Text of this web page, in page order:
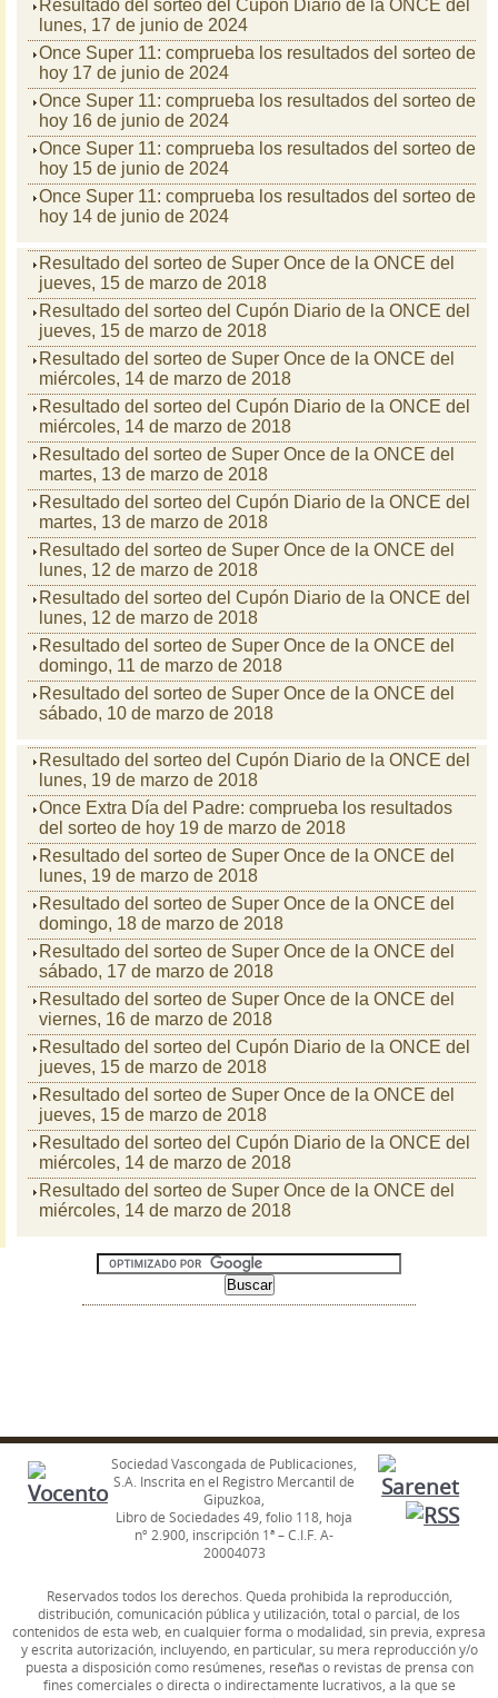
Resultado del sorteo del Cupón Diario de la ONCE del
lunes, 17 de junio de 2024
Once Super 11: comprueba los resultados del sorteo de
hoy 17 de junio de 2024
Once Super 11: comprueba los resultados del sorteo de
hoy 16 de junio de 2024
Once Super 11: comprueba los resultados del sorteo de
hoy 15 de junio de 2024
Once Super 11: comprueba los resultados del sorteo de
hoy 14 de junio de 2024
Resultado del sorteo de Super Once de la ONCE del
jueves, 15 de marzo de 2018
Resultado del sorteo del Cupón Diario de la ONCE del
jueves, 15 de marzo de 2018
Resultado del sorteo de Super Once de la ONCE del
miércoles, 14 de marzo de 2018
Resultado del sorteo del Cupón Diario de la ONCE del
miércoles, 14 de marzo de 2018
Resultado del sorteo de Super Once de la ONCE del
martes, 13 de marzo de 2018
Resultado del sorteo del Cupón Diario de la ONCE del
martes, 13 de marzo de 2018
Resultado del sorteo de Super Once de la ONCE del
lunes, 12 de marzo de 2018
Resultado del sorteo del Cupón Diario de la ONCE del
lunes, 12 de marzo de 2018
Resultado del sorteo de Super Once de la ONCE del
domingo, 11 de marzo de 2018
Resultado del sorteo de Super Once de la ONCE del
sábado, 10 de marzo de 2018
Resultado del sorteo del Cupón Diario de la ONCE del
lunes, 19 de marzo de 2018
Once Extra Día del Padre: comprueba los resultados
del sorteo de hoy 19 de marzo de 2018
Resultado del sorteo de Super Once de la ONCE del
lunes, 19 de marzo de 2018
Resultado del sorteo de Super Once de la ONCE del
domingo, 18 de marzo de 2018
Resultado del sorteo de Super Once de la ONCE del
sábado, 17 de marzo de 2018
Resultado del sorteo de Super Once de la ONCE del
viernes, 16 de marzo de 2018
Resultado del sorteo del Cupón Diario de la ONCE del
jueves, 15 de marzo de 2018
Resultado del sorteo de Super Once de la ONCE del
jueves, 15 de marzo de 2018
Resultado del sorteo del Cupón Diario de la ONCE del
miércoles, 14 de marzo de 2018
Resultado del sorteo de Super Once de la ONCE del
miércoles, 14 de marzo de 2018
Sociedad Vascongada de Publicaciones,
S.A. Inscrita en el Registro Mercantil de
Gipuzkoa,
Libro de Sociedades 49, folio 118, hoja
nº 2.900, inscripción 1ª – C.I.F. A-
20004073
Reservados todos los derechos. Queda prohibida la reproducción,
distribución, comunicación pública y utilización, total o parcial, de los
contenidos de esta web, en cualquier forma o modalidad, sin previa, expresa
y escrita autorización, incluyendo, en particular, su mera reproducción y/o
puesta a disposición como resúmenes, reseñas o revistas de prensa con
fines comerciales o directa o indirectamente lucrativos, a la que se